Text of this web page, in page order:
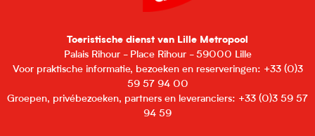
Toeristische dienst van Lille Metropool
Palais Rihour - Place Rihour - 59000 Lille
Voor praktische informatie, bezoeken en reserveringen: +33 (0)3
59 57 94 00
Groepen, privébezoeken, partners en leveranciers: +33 (0)3 59 57
94 59